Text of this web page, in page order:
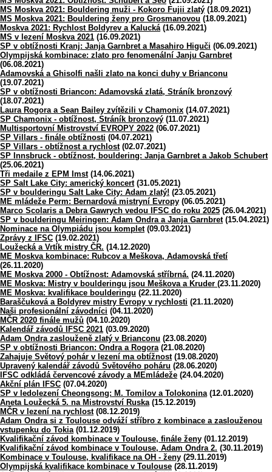
MS Moskva 2021: Bouldering muži - Kokoro Fujii zlatý (18.09.2021)
MS Moskva 2021: Bouldering ženy pro Grosmanovou (18.09.2021)
Moskva 2021: Rychlost Boldyrev a Kalucká (16.09.2021)
MS v lezení Moskva 2021 (16.09.2021)
SP v obtížnosti Kranj: Janja Garnbret a Masahiro Higuči (06.09.2021)
Olympijská kombinace: zlato pro fenomenální Janju Garnbret
(06.08.2021)
Adamovská a Ghisolfi našli zlato na konci duhy v Brianconu
(19.07.2021)
SP v obtížnosti Briancon: Adamovská zlatá, Stráník bronzový
(18.07.2021)
Laura Rogora a Sean Bailey zvítězili v Chamonix (14.07.2021)
SP Chamonix - obtížnost, Stráník bronzový (11.07.2021)
Multisportovní Mistrovství EVROPY 2022 (06.07.2021)
SP Villars - finále obtížnosti (04.07.2021)
SP Villars - obtížnost a rychlost(02.07.2021)
SP Innsbruck - obtížnost, bouldering: Janja Garnbret a Jakob Schubert
(25.06.2021)
Tři medaile z EPM Imst(14.06.2021)
SP Salt Lake City: americký koncert(31.05.2021)
SP v boulderingu Salt Lake City: Adam zlatý! (23.05.2021)
ME mládeže Perm: Bernardová mistryní Evropy (06.05.2021)
Marco Scolaris a Debra Gawrych vedou IFSC do roku 2025 (26.04.2021)
SP v boulderingu Meiringen: Adam Ondra a Janja Garnbret(15.04.2021)
Nominace na Olympiádu jsou komplet(09.03.2021)
Zprávy z IFSC (19.02.2021)
Loužecká a Vrtík mistry ČR. (14.12.2020)
ME Moskva kombinace: Rubcov a Meškova, Adamovská třetí
(26.11.2020)
ME Moskva 2000 - Obtížnost: Adamovská stříbrná. (24.11.2020)
ME Moskva: Mistry v boulderingu jsou Meškova a Kruder (23.11.2020)
ME Moskva: kvalifikace boulderingu (22.11.2020)
Baraščuková a Boldyrev mistry Evropy v rychlosti (21.11.2020)
Naši profesionální závodníci (04.11.2020)
MČR 2020 finále mužů (04.10.2020)
Kalendář závodů IFSC 2021 (03.09.2020)
Adam Ondra zaslouženě zlatý v Brianconu (23.08.2020)
SP v obtížnosti Briancon: Ondra a Rogora (21.08.2020)
Zahajuje Světový pohár v lezení ma obtížnost(19.08.2020)
Upravený kalendář závodů Světového poháru (28.06.2020)
IFSC odkládá červencové závody a MEmládeže (24.04.2020)
Akční plán IFSC (07.04.2020)
SP v ledolezení Cheongsong: M. Tomilov a Tolokonina (12.01.2020)
Aneta Loužecká 5. na Mistrovství Ruska (15.12.2019)
MČR v lezení na rychlost(08.12.2019)
Adam Ondra si z Toulouse odváží stříbro z kombinace a zaslouženou
vstupenku do Tokia (01.12.2019)
Kvalifikační závod kombinace v Toulouse, finále ženy (01.12.2019)
Kvalifikační závod kombinace v Toulouse, Adam Ondra 2. (30.11.2019)
Kombinace v Toulouse, kvalifikace na OH - ženy (29.11.2019)
Olympijská kvalifikace kombinace v Toulouse (28.11.2019)